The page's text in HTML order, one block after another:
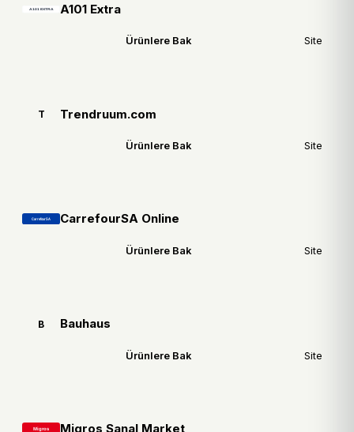
A101 Extra
Ürünlere Bak Site
T Trendruum.com
Ürünlere Bak Site
CarrefourSA Online
Ürünlere Bak Site
B Bauhaus
Ürünlere Bak Site
Migros Sanal Market